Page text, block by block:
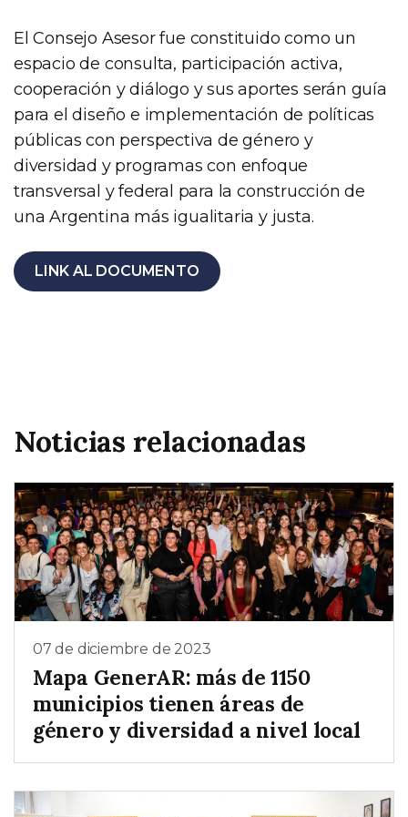
El Consejo Asesor fue constituido como un
espacio de consulta, participación activa,
cooperación y diálogo y sus aportes serán guía
para el diseño e implementación de políticas
públicas con perspectiva de género y
diversidad y programas con enfoque
transversal y federal para la construcción de
una Argentina más igualitaria y justa.
LINK AL DOCUMENTO
Noticias relacionadas
07 de diciembre de 2023
Mapa GenerAR: más de 1150
municipios tienen áreas de
género y diversidad a nivel local